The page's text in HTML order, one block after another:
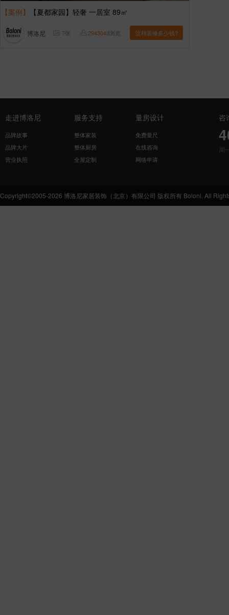
【案例】 【夏都家园】轻奢 一居室 89㎡
博洛尼 7张 2943043浏览 这样装修多少钱?
走进博洛尼
品牌故事
品牌大片
营业执照
服务支持
整体家装
整体厨房
全屋定制
量房设计
免费量尺
在线咨询
网络申请
咨
周
Copyright©2005-2026 博洛尼家居装饰（北京）有限公司 版权所有 Boloni. All